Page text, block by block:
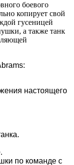
боевого
копирует свой
гусеницей
а также танк
:
настоящего
по команде с